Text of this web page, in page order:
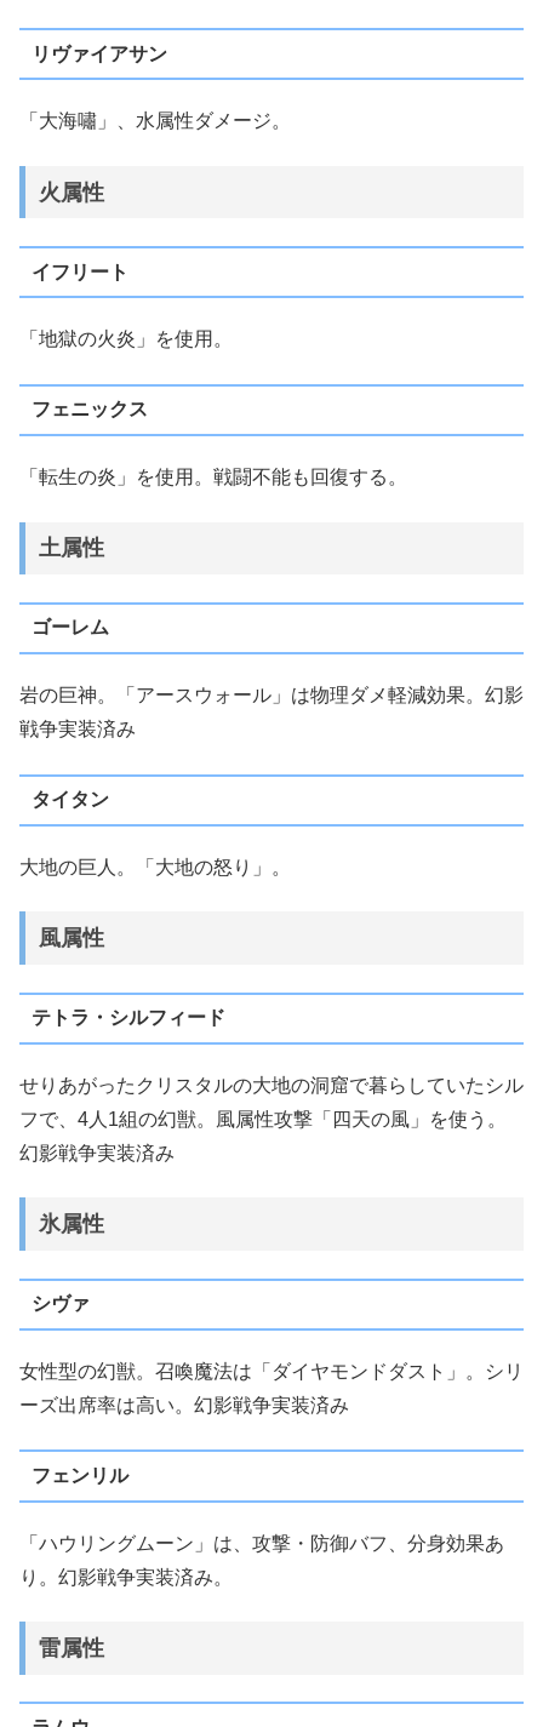
リヴァイアサン
「大海嘯」、水属性ダメージ。
火属性
イフリート
「地獄の火炎」を使用。
フェニックス
「転生の炎」を使用。戦闘不能も回復する。
土属性
ゴーレム
岩の巨神。「アースウォール」は物理ダメ軽減効果。幻影
戦争実装済み
タイタン
大地の巨人。「大地の怒り」。
風属性
テトラ・シルフィード
せりあがったクリスタルの大地の洞窟で暮らしていたシル
フで、4人1組の幻獣。風属性攻撃「四天の風」を使う。
幻影戦争実装済み
氷属性
シヴァ
女性型の幻獣。召喚魔法は「ダイヤモンドダスト」。シリ
ーズ出席率は高い。幻影戦争実装済み
フェンリル
「ハウリングムーン」は、攻撃・防御バフ、分身効果あ
り。幻影戦争実装済み。
雷属性